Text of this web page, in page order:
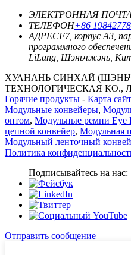
ЭЛЕКТРОННАЯ ПОЧТА
ТЕЛЕФОН+86
АДРЕСF7, корпус A3,
программного
LiLang, Шэньчжэнь,
ХУАНАНЬ СИНХАЙ
ТЕХНОЛОГИЧЕСКАЯ КО.,
Горячие продукты - Карта
Модульные конвейеры,
оптом, Модульные ремни Eye
цепной конвейер, Модульная
Модульный ленточный
Политика
Подписывайтесь на нас:
Отправить сообщение